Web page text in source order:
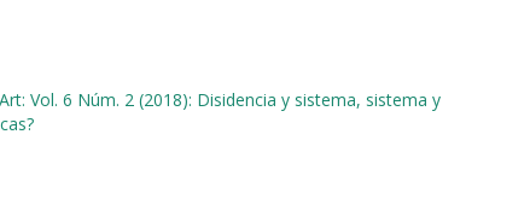
Vol. 6 Núm. 2 (2018): Disidencia y sistema, sistema y